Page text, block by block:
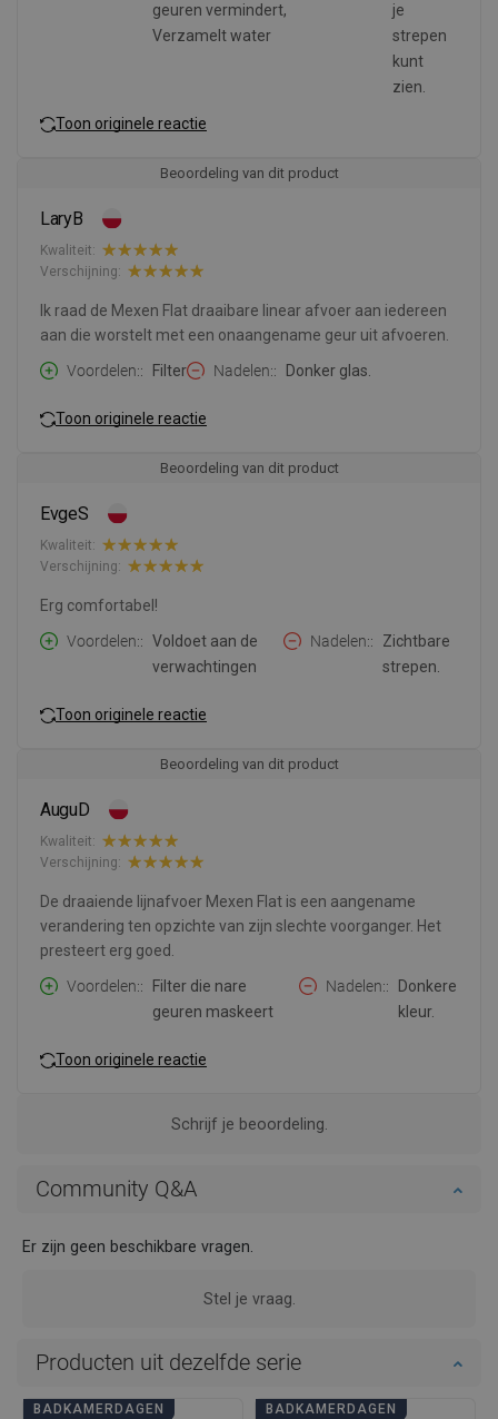
geuren vermindert,
Verzamelt water
je
strepen
kunt
zien.
Toon originele reactie
Beoordeling van dit product
LaryB
Kwaliteit:
Verschijning:
Ik raad de Mexen Flat draaibare linear afvoer aan iedereen
aan die worstelt met een onaangename geur uit afvoeren.
Voordelen:
Filter Nadelen: Donker glas.
Toon originele reactie
Beoordeling van dit product
EvgeS
Kwaliteit:
Verschijning:
Erg comfortabel!
Voordelen:
Voldoet aan de
verwachtingen
Nadelen:
Zichtbare
strepen.
Toon originele reactie
Beoordeling van dit product
AuguD
Kwaliteit:
Verschijning:
De draaiende lijnafvoer Mexen Flat is een aangename
verandering ten opzichte van zijn slechte voorganger. Het
presteert erg goed.
Voordelen:
Filter die nare
geuren maskeert
Nadelen:
Donkere
kleur.
Toon originele reactie
Schrijf je beoordeling.
Community Q&A
Er zijn geen beschikbare vragen.
Stel je vraag.
Producten uit dezelfde serie
BADKAMERDAGEN BADKAMERDAGEN